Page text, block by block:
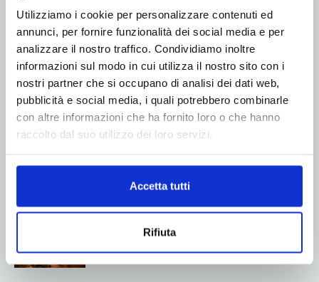
Utilizziamo i cookie per personalizzare contenuti ed
annunci, per fornire funzionalità dei social media e per
analizzare il nostro traffico. Condividiamo inoltre
informazioni sul modo in cui utilizza il nostro sito con i
nostri partner che si occupano di analisi dei dati web,
pubblicità e social media, i quali potrebbero combinarle
con altre informazioni che ha fornito loro o che hanno
raccolto dal suo utilizzo dei loro servizi.
Accetta tutti
Rifiuta
Convegno Gifasp nel segno
del valore delle persone e
dell’innovazione
SOMA presenta le sue
innovazioni per una
all’Esperienza Center Demo
ARTICOLI CORRELATI MORE FROM AUTHOR
Giflex presenta la nuova governance nel